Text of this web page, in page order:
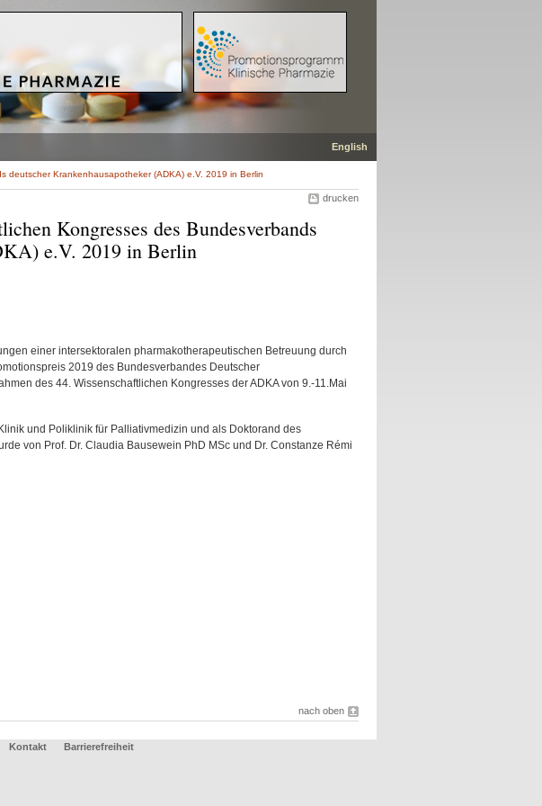
English
deutscher Krankenhausapotheker (ADKA) e.V. 2019 in Berlin
drucken
Kongresses des Bundesverbands
e.V. 2019 in Berlin
einer intersektoralen pharmakotherapeutischen Betreuung durch
2019 des Bundesverbandes Deutscher
des 44. Wissenschaftlichen Kongresses der ADKA von 9.-11.Mai
und Poliklinik für Palliativmedizin und als Doktorand des
von Prof. Dr. Claudia Bausewein PhD MSc und Dr. Constanze Rémi
nach oben
Kontakt Barrierefreiheit